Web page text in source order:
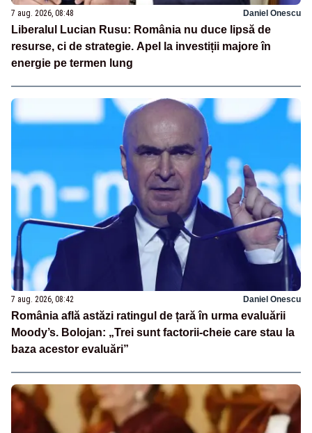
7 aug. 2026, 08:48 Daniel Onescu
Liberalul Lucian Rusu: România nu duce lipsă de
resurse, ci de strategie. Apel la investiții majore în
energie pe termen lung
7 aug. 2026, 08:42 Daniel Onescu
România află astăzi ratingul de țară în urma evaluării
Moody’s. Bolojan: „Trei sunt factorii-cheie care stau la
baza acestor evaluări”